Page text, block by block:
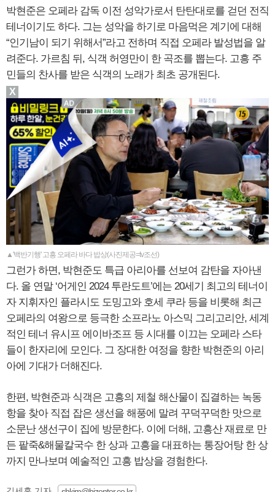
박현준은 오페라 감독 이전 성악가로서 탄탄대로를 걷던 전직
테너이기도 하다. 그는 성악을 하기로 마음먹은 계기에 대해
“인기남이 되기 위해서”라고 전하며 직접 오페라 발성법을 알
려준다. 가르침 뒤, 식객 허영만이 한 곡조를 뽑는다. 고흥 주
민들의 찬사를 받은 식객의 노래가 최초 공개된다.
▲'백반기행' 고흥 오페라 바다 밥상(사진제공=tv조선)
그런가 하면, 박현준도 특급 아리아를 선보여 감탄을 자아낸
다. 올 연말 ‘어게인 2024 투란도트’에는 20세기 최고의 테너이
자 지휘자인 플라시도 도밍고와 호세 쿠라 등을 비롯해 최근
오페라의 여왕으로 등극한 소프라노 아스믹 그리고리안, 세계
적인 테너 유시프 에이바조프 등 시대를 이끄는 오페라 스타
들이 한자리에 모인다. 그 장대한 여정을 향한 박현준의 아리
아에 기대가 더해진다.
한편, 박현준과 식객은 고흥의 제철 해산물이 집결하는 녹동
항을 찾아 직접 잡은 생선을 해풍에 말려 꾸덕꾸덕한 맛으로
소문난 생선구이 집에 방문한다. 이에 더해, 고흥산 재료로 만
든 팥죽&해물칼국수 한 상과 고흥을 대표하는 통장어탕 한 상
까지 만나보며 예술적인 고흥 밥상을 경험한다.
X